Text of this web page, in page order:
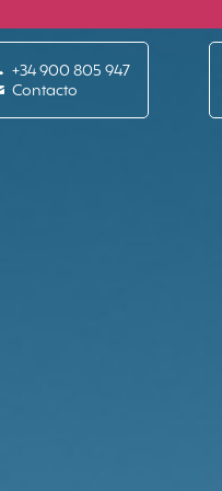
+34 900 805 947
Contacto